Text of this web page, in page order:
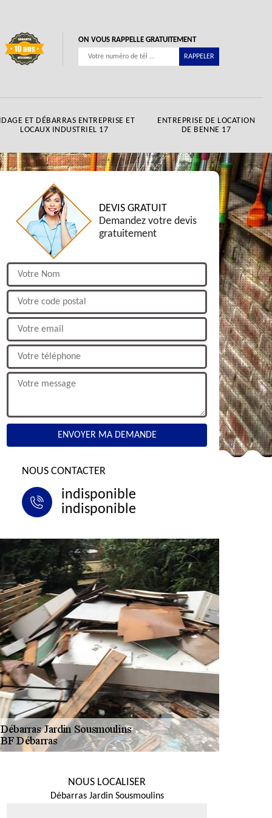
ON VOUS RAPPELLE GRATUITEMENT
ET DÉBARRAS ENTREPRISE ET
LOCAUX INDUSTRIEL 17
ENTREPRISE DE LOCATION
DE BENNE 17
DEVIS GRATUIT
Demandez votre devis
gratuitement
NOUS CONTACTER
indisponible
indisponible
NOUS LOCALISER
Débarras Jardin Sousmoulins